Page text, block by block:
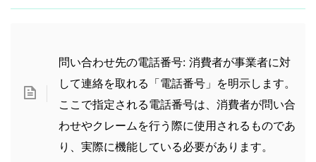
問い合わせ先の電話番号: 消費者が事業者に対
して連絡を取れる「電話番号」を明示します。
ここで指定される電話番号は、消費者が問い合
わせやクレームを行う際に使用されるものであ
り、実際に機能している必要があります。